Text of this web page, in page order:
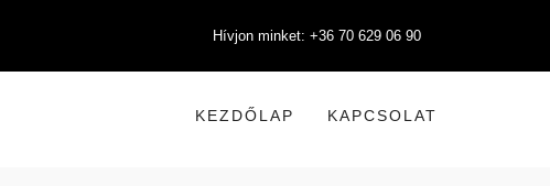
Hívjon minket: +36 70 629 06 90
KEZDŐLAP KAPCSOLAT